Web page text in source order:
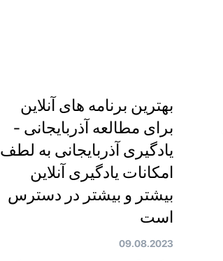
بهترین برنامه های آنلاین
برای مطالعه آذربایجانی -
یادگیری آذربایجانی به لطف
امکانات یادگیری آنلاین
بیشتر و بیشتر در دسترس
است
09.08.2023